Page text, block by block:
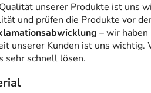
unserer Produkte ist uns
und prüfen die Produkte vor
–wir
unserer Kunden ist uns wichtig.
sehr schnell lösen.